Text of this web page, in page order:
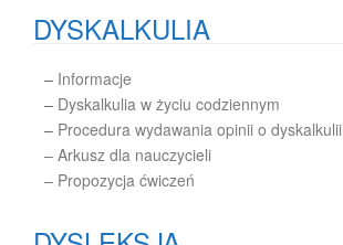
DYSKALKULIA
– Informacje
– Dyskalkulia w życiu codziennym
– Procedura wydawania opinii o dyskalkulii
– Arkusz dla nauczycieli
– Propozycja ćwiczeń